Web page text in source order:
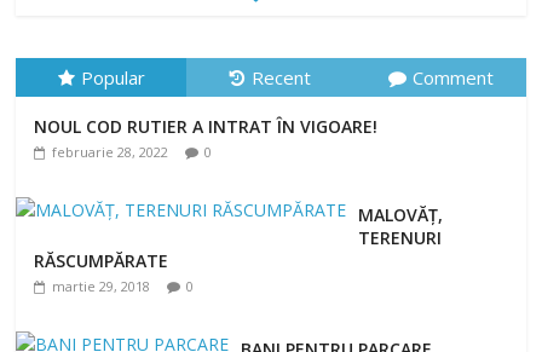
Popular Recent Comment
NOUL COD RUTIER A INTRAT ÎN VIGOARE!
februarie 28, 2022 0
MALOVĂȚ,
TERENURI
RĂSCUMPĂRATE
martie 29, 2018 0